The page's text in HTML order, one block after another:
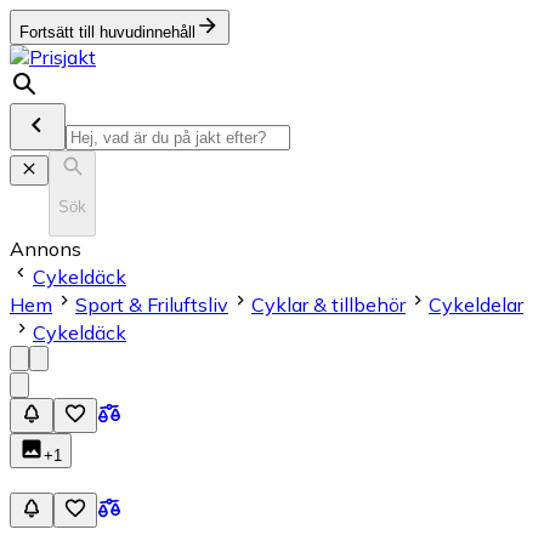
Fortsätt till huvudinnehåll
Sök
Annons
Cykeldäck
Hem
Sport & Friluftsliv Cyklar & tillbehör
Cykeldelar
Cykeldäck
+1